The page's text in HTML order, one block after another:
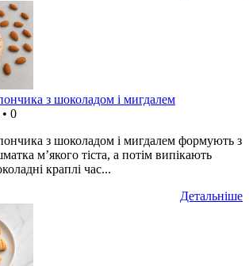
з шоколадом і мигдалем
• 0
з шоколадом і мигдалем формують з
м’якого тіста, а потім випікають
краплі час...
Детальніше